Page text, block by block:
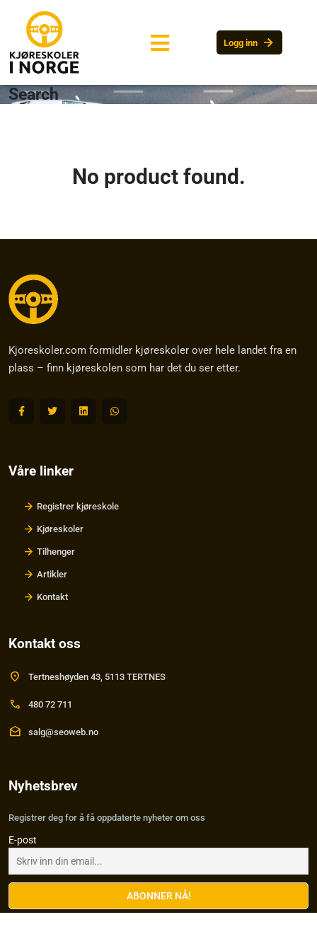
Logg inn arrow_forward
Search
No product found.
Kjoreskoler.com formidler kjøreskoler over hele landet fra en
plass – finn kjøreskolen som har det du ser etter.
Våre linker
Registrer kjøreskole
Kjøreskoler
Tilhenger
Artikler
Kontakt
Kontakt oss
location_on Tertneshøyden 43, 5113 TERTNES
call 480 72 711
drafts salg@seoweb.no
Nyhetsbrev
Registrer deg for å få oppdaterte nyheter om oss
E-post